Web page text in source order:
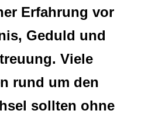
Erfahrung vor
Geduld und
Viele
rund um den
sollten ohne